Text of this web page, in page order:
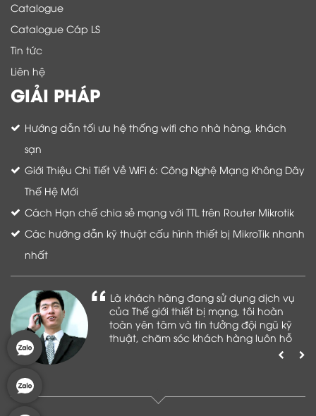
Catalogue
Catalogue Cáp LS
Tin tức
Liên hệ
GIẢI PHÁP
Hướng dẫn tối ưu hệ thống wifi cho nhà hàng, khách
sạn
Giới Thiệu Chi Tiết Về WiFi 6: Công Nghệ Mạng Không Dây
Thế Hệ Mới
Cách Hạn chế chia sẻ mạng với TTL trên Router Mikrotik
Các hướng dẫn kỹ thuật cấu hình thiết bị MikroTik nhanh
nhất
Là khách hàng đang sử dụng dịch vụ
của Thế giới thiết bị mạng, tôi hoàn
toàn yên tâm và tin tưởng đội ngũ kỹ
thuật, chăm sóc khách hàng luôn hỗ